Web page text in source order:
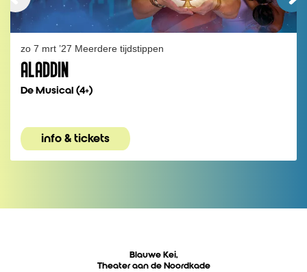
ALADDIN
De Musical (4+)
zo 7 mrt ’27 Meerdere tijdstippen
info & tickets
Blauwe Kei,
Theater aan de Noordkade